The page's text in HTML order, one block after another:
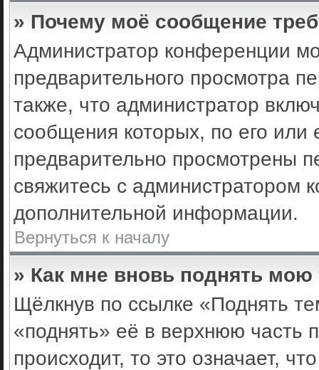
» Почему моё сообщение
Администратор конференции
предварительного просмотра
также, что администратор
сообщения которых, по его
предварительно просмотрены
свяжитесь с администратором
дополнительной информации.
Вернуться к началу
» Как мне вновь поднять мою
Щёлкнув по ссылке «Поднять
«поднять» её в верхнюю часть
происходит, то это означает,